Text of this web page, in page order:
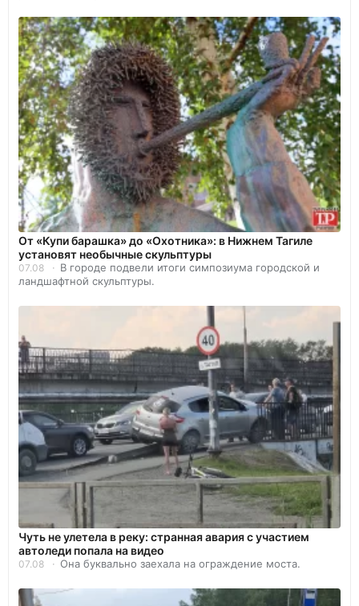
От «Купи барашка» до «Охотника»: в Нижнем Тагиле
установят необычные скульптуры
07.08
В городе подвели итоги симпозиума городской и
ландшафтной скульптуры.
Чуть не улетела в реку: странная авария с участием
автоледи попала на видео
07.08 Она буквально заехала на ограждение моста.